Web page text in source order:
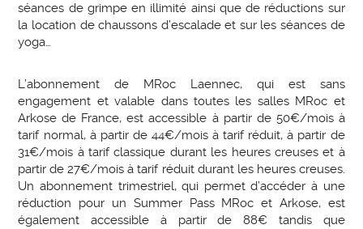
séances de grimpe en illimité ainsi que de réductions sur
la location de chaussons d’escalade et sur les séances de
yoga…
L’abonnement de MRoc Laennec, qui est sans
engagement et valable dans toutes les salles MRoc et
Arkose de France, est accessible à partir de 50€/mois à
tarif normal, à partir de 44€/mois à tarif réduit, à partir de
31€/mois à tarif classique durant les heures creuses et à
partir de 27€/mois à tarif réduit durant les heures creuses.
Un abonnement trimestriel, qui permet d’accéder à une
réduction pour un Summer Pass MRoc et Arkose, est
également accessible à partir de 88€ tandis que